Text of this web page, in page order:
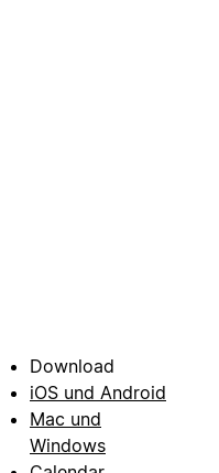
Download
iOS und Android
Mac und
Windows